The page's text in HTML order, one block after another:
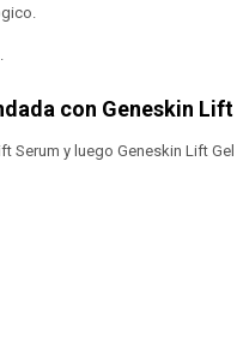
con Geneskin Lift
Serum y luego Geneskin Lift Gel